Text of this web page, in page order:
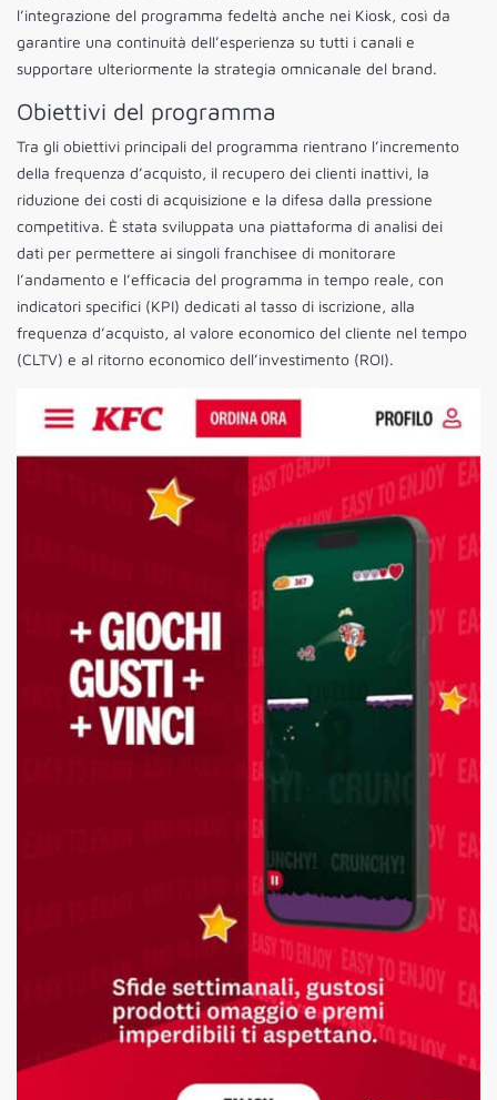
l’integrazione del programma fedeltà anche nei Kiosk, così da
garantire una continuità dell’esperienza su tutti i canali e
supportare ulteriormente la strategia omnicanale del brand.
Obiettivi del programma
Tra gli obiettivi principali del programma rientrano l’incremento
della frequenza d’acquisto, il recupero dei clienti inattivi, la
riduzione dei costi di acquisizione e la difesa dalla pressione
competitiva. È stata sviluppata una piattaforma di analisi dei
dati per permettere ai singoli franchisee di monitorare
l’andamento e l’efficacia del programma in tempo reale, con
indicatori specifici (KPI) dedicati al tasso di iscrizione, alla
frequenza d’acquisto, al valore economico del cliente nel tempo
(CLTV) e al ritorno economico dell’investimento (ROI).